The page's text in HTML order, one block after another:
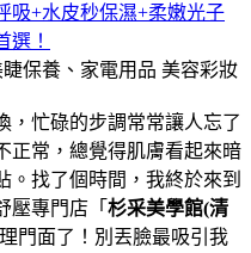
吸+水皮秒保濕+柔嫩光子
選！
保養、家電用品 美容彩妝
，忙碌的步調常常讓人忘了
正常，總覺得肌膚看起來暗
。找了個時間，我終於來到
壓專門店「 杉采美學館(清
門面了！別丟臉最吸引我